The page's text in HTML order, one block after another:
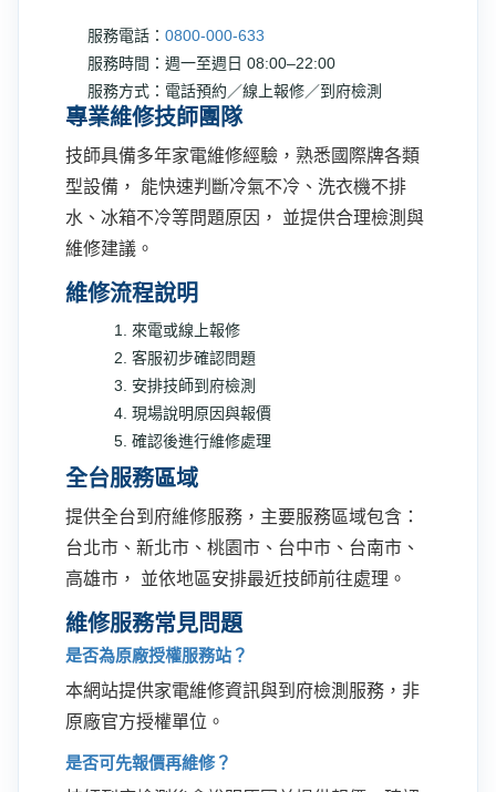
服務電話： 0800-000-633
服務時間：週一至週日 08:00–22:00
服務方式：電話預約／線上報修／到府檢測
專業維修技師團隊
技師具備多年家電維修經驗，熟悉國際牌各類
型設備， 能快速判斷冷氣不冷、洗衣機不排
水、冰箱不冷等問題原因， 並提供合理檢測與
維修建議。
維修流程說明
來電或線上報修
客服初步確認問題
安排技師到府檢測
現場說明原因與報價
確認後進行維修處理
全台服務區域
提供全台到府維修服務，主要服務區域包含：
台北市、新北市、桃園市、台中市、台南市、
高雄市， 並依地區安排最近技師前往處理。
維修服務常見問題
是否為原廠授權服務站？
本網站提供家電維修資訊與到府檢測服務，非
原廠官方授權單位。
是否可先報價再維修？